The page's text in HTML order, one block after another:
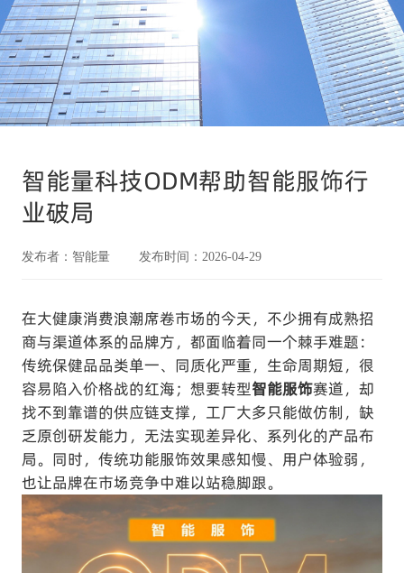
智能量科技ODM帮助智能服饰行
业破局
发布者：智能量 发布时间：2026-04-29
在大健康消费浪潮席卷市场的今天，不少拥有成熟招
商与渠道体系的品牌方，都面临着同一个棘手难题：
传统保健品品类单一、同质化严重，生命周期短，很
容易陷入价格战的红海；想要转型智能服饰赛道，却
找不到靠谱的供应链支撑，工厂大多只能做仿制，缺
乏原创研发能力，无法实现差异化、系列化的产品布
局。同时，传统功能服饰效果感知慢、用户体验弱，
也让品牌在市场竞争中难以站稳脚跟。